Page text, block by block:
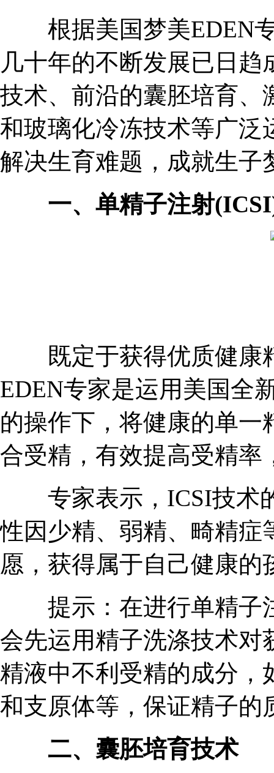
根据美国梦美EDEN专
几十年的不断发展已日
技术、前沿的囊胚培育、
和玻璃化冷冻技术等广泛
解决生育难题，成就生子
一、单精子注射
既定于获得优质健康
EDEN专家是运用美国全
的操作下，将健康的单
合受精，有效提高受精率
专家表示，ICSI技术
性因少精、弱精、畸精症
愿，获得属于自己健康的
提示：在进行单精子
会先运用精子洗涤技术对
精液中不利受精的成分，
和支原体等，保证精子的
二、囊胚培育技术